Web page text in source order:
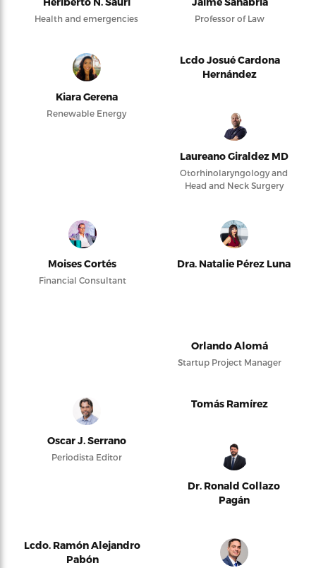
Health and emergencies Professor of Law
Kiara Gerena
Renewable Energy
Lcdo Josué Cardona
Hernández
Laureano Giraldez MD
Otorhinolaryngology and
Head and Neck Surgery
Moises Cortés
Financial Consultant
Dra. Natalie Pérez Luna
Orlando Alomá
Startup Project Manager
Oscar J. Serrano
Periodista Editor
Tomás Ramírez
Dr. Ronald Collazo
Pagán
Lcdo. Ramón Alejandro
Pabón